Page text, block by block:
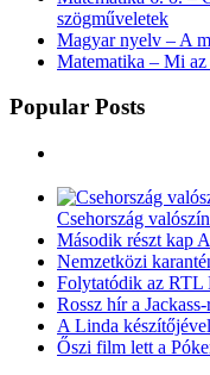
szögműveletek
Magyar nyelv – A
Matematika – Mi az
Popular Posts
Csehország
Második részt kap
Nemzetközi
Folytatódik az RTL
Rossz hír a
A Linda
Őszi film lett a